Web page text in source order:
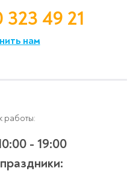
49 21
нам
работы:
- 19:00